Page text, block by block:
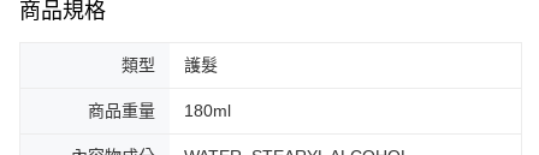
商品規格
類型 護髮
商品重量 180ml